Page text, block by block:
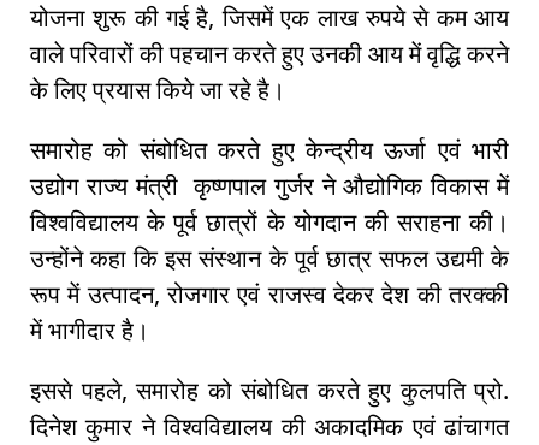
योजना शुरू की गई है, जिसमें एक लाख रुपये से कम आय
वाले परिवारों की पहचान करते हुए उनकी आय में वृद्धि करने
के लिए प्रयास किये जा रहे है।
समारोह को संबोधित करते हुए केन्द्रीय ऊर्जा एवं भारी
उद्योग राज्य मंत्री कृष्णपाल गुर्जर ने औद्योगिक विकास में
विश्वविद्यालय के पूर्व छात्रों के योगदान की सराहना की।
उन्होंने कहा कि इस संस्थान के पूर्व छात्र सफल उद्यमी के
रूप में उत्पादन, रोजगार एवं राजस्व देकर देश की तरक्की
में भागीदार है।
इससे पहले, समारोह को संबोधित करते हुए कुलपति प्रो.
दिनेश कुमार ने विश्वविद्यालय की अकादमिक एवं ढांचागत